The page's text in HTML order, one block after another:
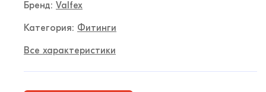
Бренд: Valfex
Категория: Фитинги
Все характеристики